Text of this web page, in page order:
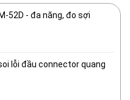
52D - đa năng, đo sợi
lỗi đầu connector quang